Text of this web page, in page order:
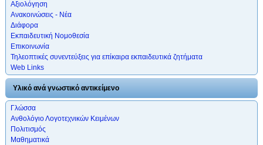
Αξιολόγηση
Ανακοινώσεις - Νέα
Διάφορα
Εκπαιδευτική Νομοθεσία
Επικοινωνία
Τηλεοπτικές συνεντεύξεις για επίκαιρα εκπαιδευτικά ζητήματα
Web Links
Υλικό ανά γνωστικό αντικείμενο
Γλώσσα
Ανθολόγιο Λογοτεχνικών Κειμένων
Πολιτισμός
Μαθηματικά